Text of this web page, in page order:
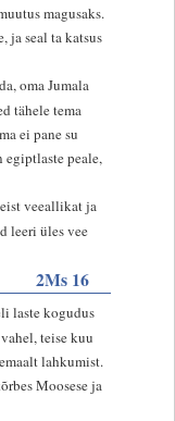
magusaks.
ja seal ta katsus
oma Jumala
tähele tema
ei pane su
egiptlaste peale,
veeallikat ja
leeri üles vee
2Ms 16
laste kogudus
teise kuu
lahkumist.
Moosese ja